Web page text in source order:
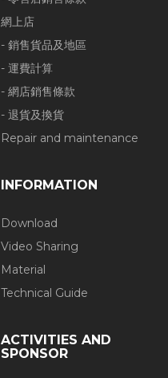
網上店
- 銷售貨品及地區
- 運費計算
- 網店銷售條款
- 退貨及換貨
Repair and maintenance
INFORMATION
Download
Video Sharing
Material
Technical Guide
ACTIVITIES AND
SPONSOR